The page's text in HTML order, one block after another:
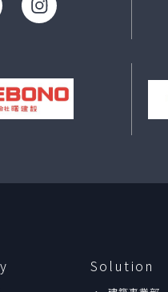
Solution